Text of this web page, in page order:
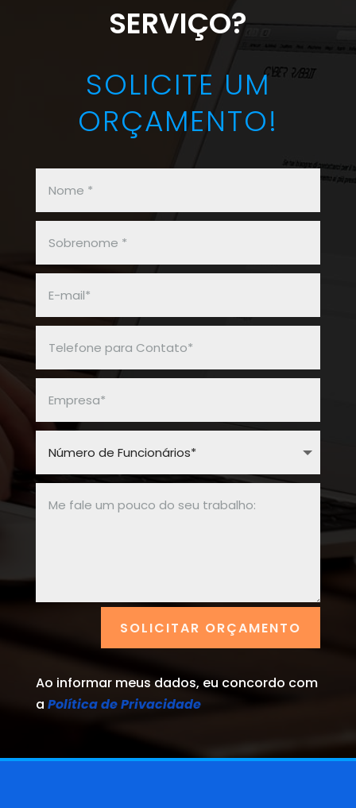
SERVIÇO?
SOLICITE UM
ORÇAMENTO!
SOLICITAR ORÇAMENTO
Ao informar meus dados, eu concordo com
a Política de Privacidade